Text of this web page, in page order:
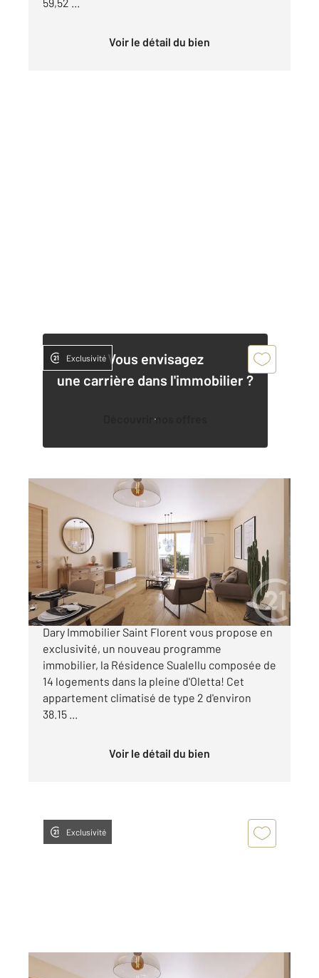
Voir le détail du bien
Vous envisagez
une carrière dans l'immobilier ?
Découvrir nos offres
Exclusivité
38,15 m
Ref : 762
Appartement T2 à vendre
158 000 €
OFFRE DE LANCEMENT L'agence Century21
Dary Immobilier Saint Florent vous propose en
exclusivité, un nouveau programme
immobilier, la Résidence Sualellu composée de
14 logements dans la pleine d'Oletta! Cet
appartement climatisé de type 2 d'environ
38.15 ...
Voir le détail du bien
Exclusivité